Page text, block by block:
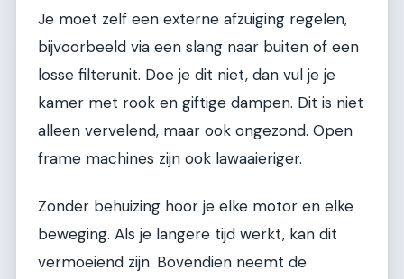
Je moet zelf een externe afzuiging regelen,
bijvoorbeeld via een slang naar buiten of een
losse filterunit. Doe je dit niet, dan vul je je
kamer met rook en giftige dampen. Dit is niet
alleen vervelend, maar ook ongezond. Open
frame machines zijn ook lawaaieriger.
Zonder behuizing hoor je elke motor en elke
beweging. Als je langere tijd werkt, kan dit
vermoeiend zijn. Bovendien neemt de